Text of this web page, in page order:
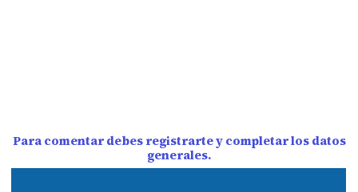
Para comentar debes registrarte y completar los datos
generales.